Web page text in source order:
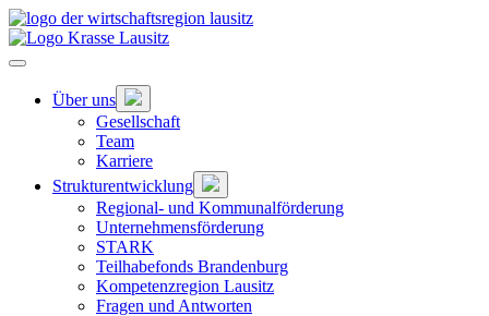
Zum
Hauptinhalt
springen
Hauptnavigation
Über uns
Untermenü
öffnen
Gesellschaft
Team
Karriere
Strukturentwicklung
Untermenü
öffnen
Regional- und Kommunalförderung
Unternehmensförderung
STARK
Teilhabefonds Brandenburg
Kompetenzregion Lausitz
Fragen und Antworten